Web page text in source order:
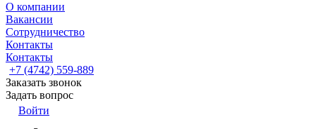
О компании
Вакансии
Сотрудничество
Контакты
Контакты
+7 (4742) 559-889
Заказать звонок
Задать вопрос
Войти